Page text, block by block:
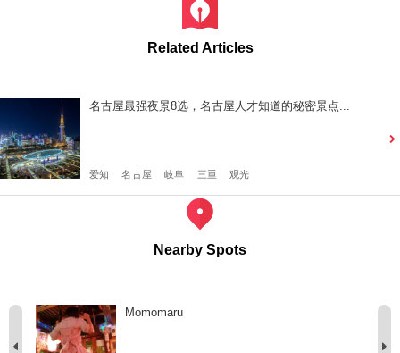
Related Articles
名古屋最强夜景8选，名古屋人才知道的秘密景点...
爱知 名古屋 岐阜 三重 观光
Nearby Spots
Momomaru